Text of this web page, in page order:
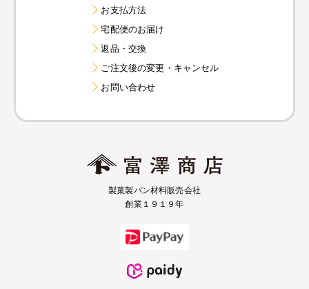
お支払方法
宅配便のお届け
返品・交換
ご注文後の変更・キャンセル
お問い合わせ
製菓製パン材料販売会社
創業１９１９年